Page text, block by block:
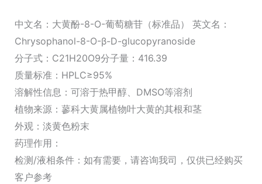
准
品）
数
量
中文名：大黄酚-8-O-葡萄糖苷（标准品） 英文名：
Chrysophanol-8-O-β-D-glucopyranoside
分子式：C21H20O9分子量：416.39
质量标准：HPLC≥95%
溶解性信息：可溶于热甲醇、DMSO等溶剂
植物来源：蓼科大黄属植物叶大黄的其根和茎
外观：淡黄色粉末
药理作用：
检测/液相条件：如有需要，请咨询我司，仅供已经购买
客户参考